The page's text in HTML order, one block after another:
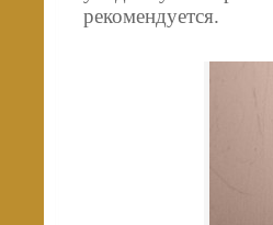
рекомендуется.